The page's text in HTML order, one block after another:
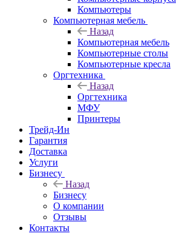
Компьютеры
Компьютерная мебель
Назад
Компьютерная мебель
Компьютерные столы
Компьютерные кресла
Оргтехника
Назад
Оргтехника
МФУ
Принтеры
Трейд-Ин
Гарантия
Доставка
Услуги
Бизнесу
Назад
Бизнесу
О компании
Отзывы
Контакты